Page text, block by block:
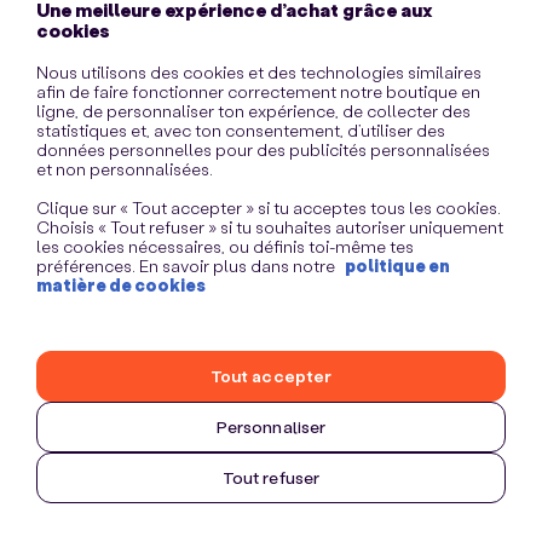
Une meilleure expérience d’achat grâce aux
cookies
Nous utilisons des cookies et des technologies similaires
afin de faire fonctionner correctement notre boutique en
ligne, de personnaliser ton expérience, de collecter des
statistiques et, avec ton consentement, d’utiliser des
données personnelles pour des publicités personnalisées
et non personnalisées.
Clique sur « Tout accepter » si tu acceptes tous les cookies.
Choisis « Tout refuser » si tu souhaites autoriser uniquement
les cookies nécessaires, ou définis toi-même tes
préférences. En savoir plus dans notre politique en
matière de cookies
Personnaliser
Tout refuser
Tout accepter